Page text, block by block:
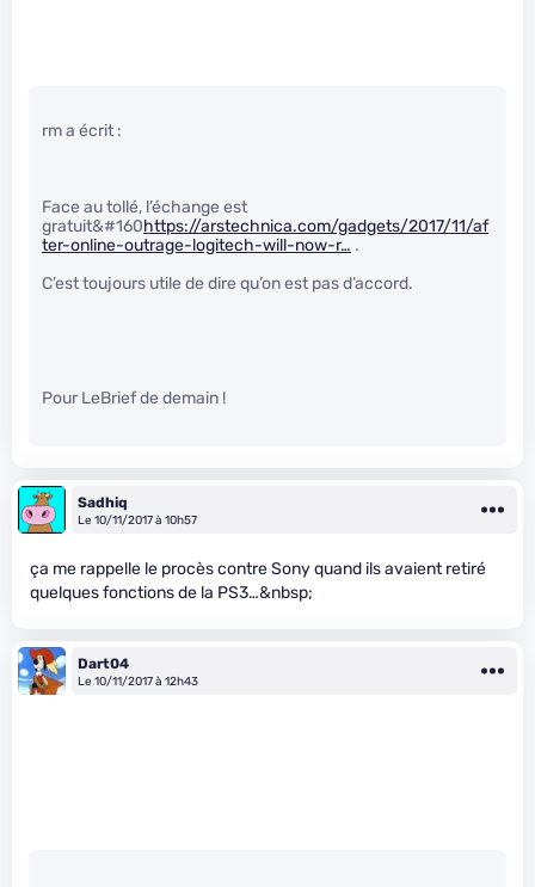
rm a écrit :
Face au tollé, l’échange est
gratuit&#160https://arstechnica.com/gadgets/2017/11/af
ter-online-outrage-logitech-will-now-r… .
C’est toujours utile de dire qu’on est pas d’accord.
Pour LeBrief de demain !
Sadhiq
Le 10/11/2017 à 10h57
ça me rappelle le procès contre Sony quand ils avaient retiré
quelques fonctions de la PS3…&nbsp;
Dart04
Le 10/11/2017 à 12h43